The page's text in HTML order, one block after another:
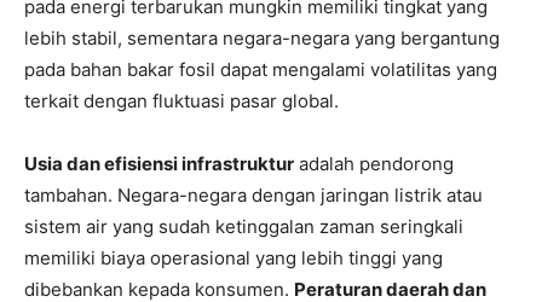
pada energi terbarukan mungkin memiliki tingkat yang
lebih stabil, sementara negara-negara yang bergantung
pada bahan bakar fosil dapat mengalami volatilitas yang
terkait dengan fluktuasi pasar global.
Usia dan efisiensi infrastruktur adalah pendorong
tambahan. Negara-negara dengan jaringan listrik atau
sistem air yang sudah ketinggalan zaman seringkali
memiliki biaya operasional yang lebih tinggi yang
dibebankan kepada konsumen. Peraturan daerah dan